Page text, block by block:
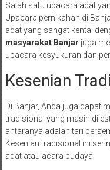
Salah satu upacara adat
Upacara pernikahan di
adat yang sangat kental
masyarakat Banjar juga
upacara kesyukuran dan
Kesenian
Di Banjar, Anda juga dapat
tradisional yang masih
antaranya adalah tari
Kesenian tradisional ini
adat atau acara budaya.